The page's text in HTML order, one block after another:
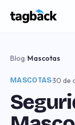
Blog/Mascotas
MASCOTAS·30 de